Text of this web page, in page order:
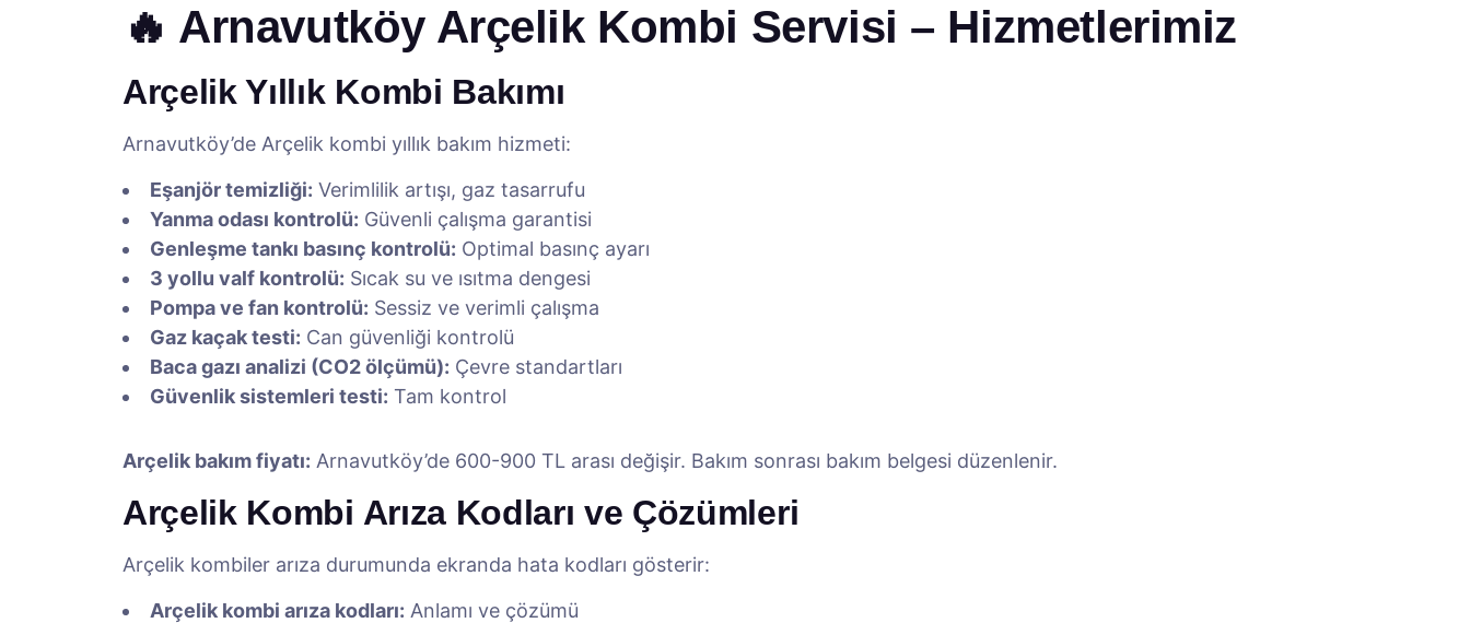
🔥 Arnavutköy Arçelik Kombi Servisi – Hizmetlerimiz
Arçelik Yıllık Kombi Bakımı
Arnavutköy’de Arçelik kombi yıllık bakım hizmeti:
Eşanjör temizliği: Verimlilik artışı, gaz tasarrufu
Yanma odası kontrolü: Güvenli çalışma garantisi
Genleşme tankı basınç kontrolü: Optimal basınç ayarı
3 yollu valf kontrolü: Sıcak su ve ısıtma dengesi
Pompa ve fan kontrolü: Sessiz ve verimli çalışma
Gaz kaçak testi: Can güvenliği kontrolü
Baca gazı analizi (CO2 ölçümü): Çevre standartları
Güvenlik sistemleri testi: Tam kontrol
Arçelik bakım fiyatı: Arnavutköy’de 600-900 TL arası değişir. Bakım sonrası bakım belgesi düzenlenir.
Arçelik Kombi Arıza Kodları ve Çözümleri
Arçelik kombiler arıza durumunda ekranda hata kodları gösterir:
Arçelik kombi arıza kodları: Anlamı ve çözümü